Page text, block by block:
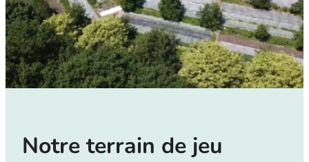
Notre terrain de jeu